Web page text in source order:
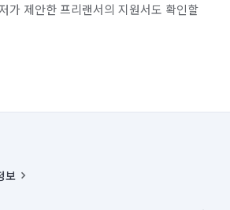
가 제안한 프리랜서의 지원서도 확인할
보